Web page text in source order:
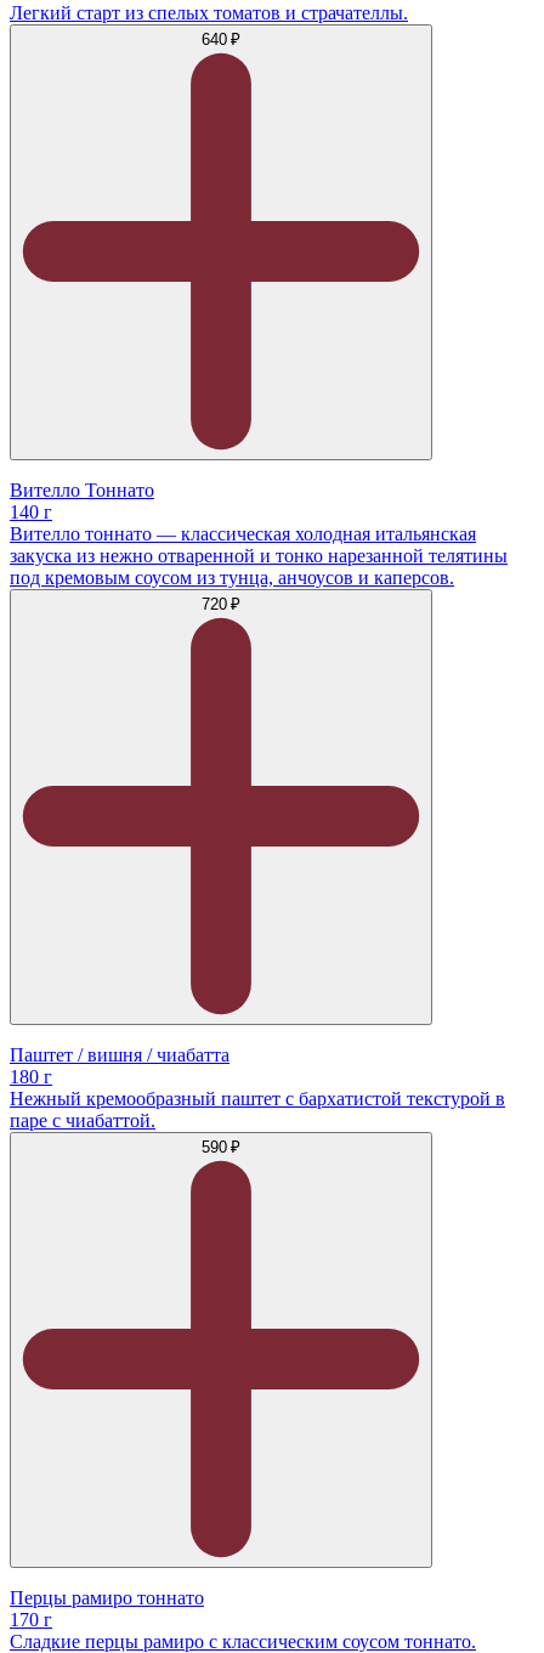
Легкий старт из спелых томатов и страчателлы.
640 ₽
Вителло Тоннато
140 г
Вителло тоннато — классическая холодная итальянская
закуска из нежно отваренной и тонко нарезанной телятины
под кремовым соусом из тунца, анчоусов и каперсов.
720 ₽
Паштет / вишня / чиабатта
180 г
Нежный кремообразный паштет с бархатистой текстурой в
паре с чиабаттой.
590 ₽
Перцы рамиро тоннато
170 г
Сладкие перцы рамиро с классическим соусом тоннато.